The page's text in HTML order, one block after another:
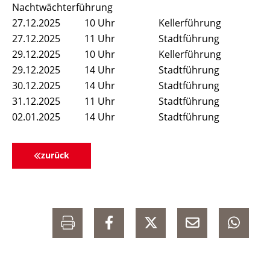
Nachtwächterführung
27.12.2025 10 Uhr Kellerführung
27.12.2025 11 Uhr Stadtführung
29.12.2025 10 Uhr Kellerführung
29.12.2025 14 Uhr Stadtführung
30.12.2025 14 Uhr Stadtführung
31.12.2025 11 Uhr Stadtführung
02.01.2025 14 Uhr Stadtführung
zurück